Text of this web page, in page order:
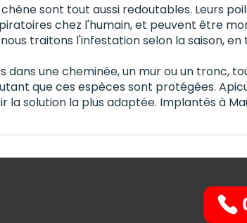
sont tout aussi redoutables. Leurs
chez l'humain, et peuvent être
traitons l'infestation selon la saison,
dans une cheminée, un mur ou un tronc,
que ces espèces sont protégées.
solution la plus adaptée. Implantés à